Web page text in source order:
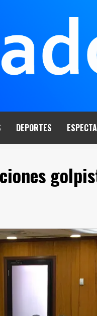
DEPORTES